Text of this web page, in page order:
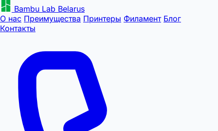
Bambu Lab Belarus
О нас Преимущества Принтеры Филамент Блог
Контакты